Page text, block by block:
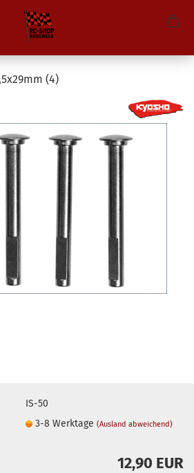
(4)
IS-50
3-8 Werktage(Ausland abweichend)
12,90 EUR